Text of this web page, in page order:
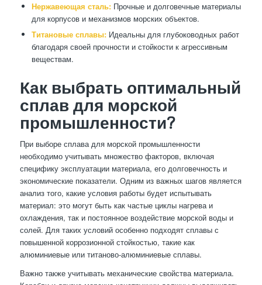
Нержавеющая сталь:Прочные и долговечные материалы
для корпусов и механизмов морских объектов.
Титановые сплавы:Идеальны для глубоководных работ
благодаря своей прочности и стойкости к агрессивным
веществам.
Как выбрать оптимальный
сплав для морской
промышленности?
При выборе сплава для морской промышленности
необходимо учитывать множество факторов, включая
специфику эксплуатации материала, его долговечность и
экономические показатели. Одним из важных шагов является
анализ того, какие условия работы будет испытывать
материал: это могут быть как частые циклы нагрева и
охлаждения, так и постоянное воздействие морской воды и
солей. Для таких условий особенно подходят сплавы с
повышенной коррозионной стойкостью, такие как
алюминиевые или титаново-алюминиевые сплавы.
Важно также учитывать механические свойства материала.